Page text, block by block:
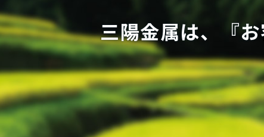
三陽金属は、『